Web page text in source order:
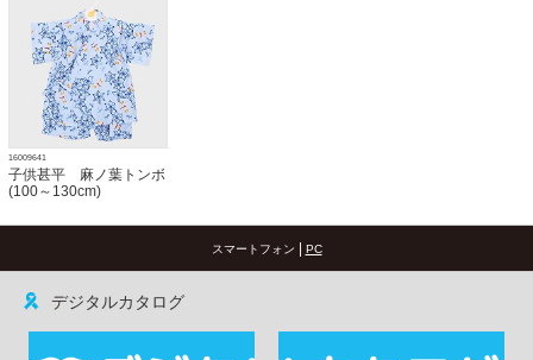
16009641
子供甚平 麻ノ葉トンボ
(100～130cm)
スマートフォン | PC
デジタルカタログ